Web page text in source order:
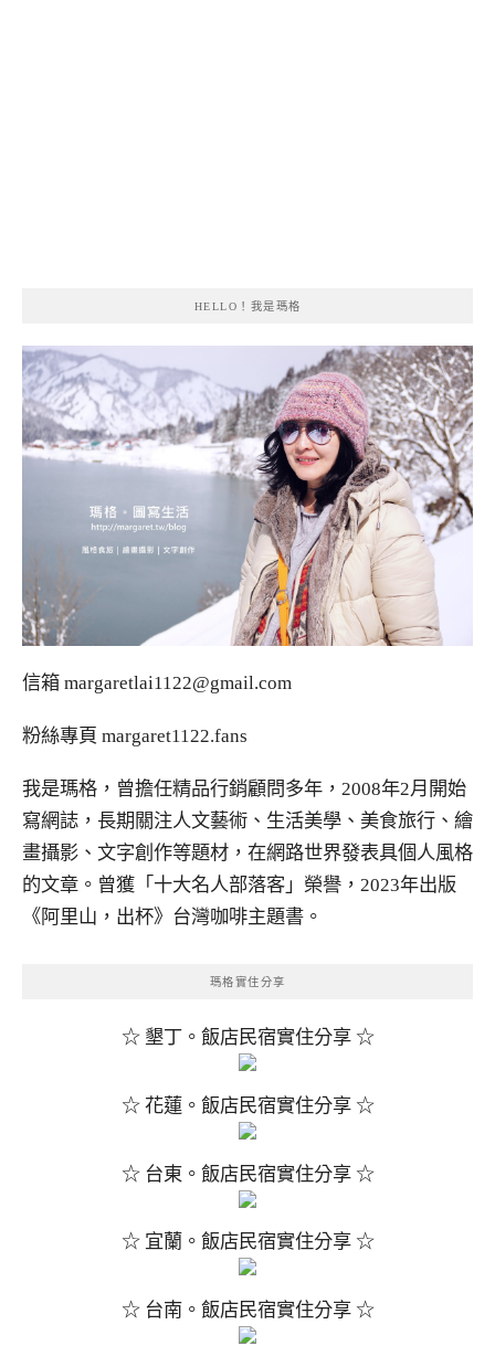
HELLO！我是瑪格
信箱 margaretlai1122@gmail.com
粉絲專頁 margaret1122.fans
我是瑪格，曾擔任精品行銷顧問多年，2008年2月開始
寫網誌，長期關注人文藝術、生活美學、美食旅行、繪
畫攝影、文字創作等題材，在網路世界發表具個人風格
的文章。曾獲「十大名人部落客」榮譽，2023年出版
《阿里山，出杯》台灣咖啡主題書。
瑪格實住分享
☆ 墾丁。飯店民宿實住分享 ☆
☆ 花蓮。飯店民宿實住分享 ☆
☆ 台東。飯店民宿實住分享 ☆
☆ 宜蘭。飯店民宿實住分享 ☆
☆ 台南。飯店民宿實住分享 ☆